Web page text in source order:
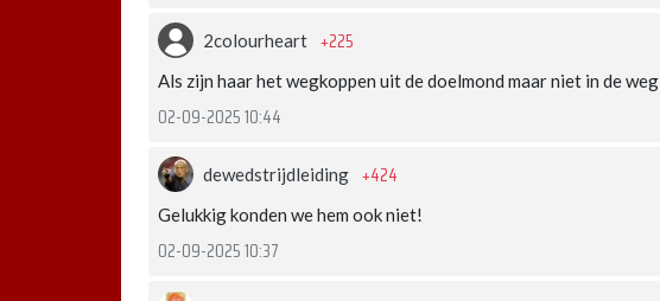
2colourheart +225
Als zijn haar het wegkoppen uit de doelmond maar niet in de
02-09-2025 10:44
dewedstrijdleiding +424
Gelukkig konden we hem ook niet!
02-09-2025 10:37